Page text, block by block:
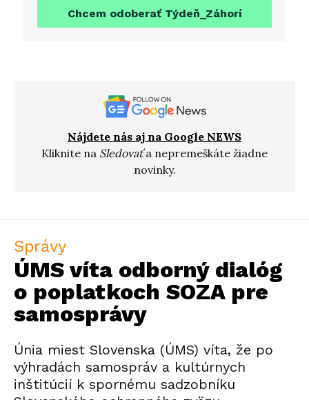
Chcem odoberať Týdeň_Záhorí
Nájdete nás aj na Google NEWS
Kliknite na Sledovaťa nepremeškáte žiadne
novinky.
Správy
ÚMS víta odborný dialóg
o poplatkoch SOZA pre
samosprávy
Únia miest Slovenska (ÚMS) víta, že po
výhradách samospráv a kultúrnych
inštitúcií k spornému sadzobníku